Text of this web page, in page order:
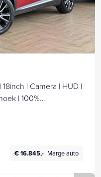
| Camera | HUD |
| 100%
€ 16.845,- Marge auto